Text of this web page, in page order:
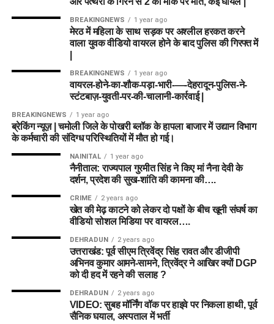
वहाँ विकेट मिलने के चांस 80% बढ़ जाते हैं।
कप्तान का सही चुनाव:स्मॉल लीग में 70% लोग ऑलराउंडर को
ही सी/वीसी (C/VC) बनाते हैं, लेकिन ग्रैंड लीग जीतने के लिए
किसी प्रमुख गेंदबाज को कैप्टन बनाना फायदेमंद हो सकता है।
Conclusion & Match Winner
Prediction (मैच परिणाम पूर्वानुमान)
ML vs TRT Match 25एक हाई-वोल्टेज मुकाबला होने की पूरी उम्मीद
है। दोनों टीमों की हालिया फॉर्म और खिलाड़ियों के आंकड़ों को देखा जाए तो
Trent Rockets (TRT)का पलड़ा थोड़ा भारी नजर आ रहा है।
हालांकि, MI London के ऑलराउंडर्स भी पासा पलटने में सक्षम हैं।
डिस्क्लेमर: इस खेल में वित्तीय जोखिम का तत्व शामिल है और इसकी आदत
पड़ सकती है। कृपया अपनी जिम्मेदारी और समझदारी से खेलें।
Hundred Women 2026
ऑलराउंड प्रदर्शन के लिए जानी जाने वाली ऐश गार्डनर पावर-हिटिंग और
ऑफ-स्पिन गेंदबाजी का बेहतरीन संतुलन प्रदान करती हैं।
7. कप्तान और उप-कप्तान का चुनाव
(Captain & Vice-Captain
Suggestions)
स्मॉल लीग (Small League / Head-to-
कप्तान (C):Hayley Matthews
उप-कप्तान (VC):Nat Sciver-Brunt
ग्रैंड लीग (Grand League / Multi-
कप्तान (C):Amelia Kerr
उप-कप्तान (VC):Ashleigh Gardner
टीम
Birmingham Phoenix
3
Sunrisers Leeds
हेड टू हेड रिकॉर्ड में Birmingham Phoenix का पलड़ा भारी है।
BPH vs SUL Probable Playing
11
Birmingham Phoenix
Will Smeed
Mitchell Owen
Joe Clarke (WK)
Rehan Ahmed
Laurie Evans
Donovan Ferreira (C)
BREAKINGNEWS 1 year ago
मेरठ में महिला के साथ सड़क पर अश्लील हरकत करने
वाला युवक वीडियो वायरल होने के बाद पुलिस की गिरफ्त में
BREAKINGNEWS 1 year ago
वायरल-होने-का-शौक-पड़ा-भारी-—-देहरादून-पुलिस-ने-
स्टंटबाज़-युवती-पर-की-चालानी-कार्रवाई |
BREAKINGNEWS 1 year ago
ब्रेकिंग न्यूज़ | चमोली जिले के पोखरी ब्लॉक के हापला बाजार में उद्यान विभाग
के कर्मचारी की संदिग्ध परिस्थितियों में मौत हो गई।
NAINITAL 1 year ago
नैनीताल: राज्यपाल गुरमीत सिंह ने किए मां नैना देवी के
दर्शन, प्रदेश की सुख-शांति की कामना की….
CRIME 2 years ago
खेत की मेढ़ काटने को लेकर दो पक्षों के बीच खूनी संघर्ष का
वीडियो सोशल मिडिया पर वायरल….
DEHRADUN 2 years ago
उत्तराखंड: पूर्व सीएम त्रिवेंद्र सिंह रावत और डीजीपी
अभिनव कुमार आमने-सामने, त्रिवेंद्र ने आखिर क्यों DGP
को दी हद में रहने की सलाह ?
DEHRADUN 2 years ago
VIDEO: सुबह मॉर्निंग वॉक पर हाइवे पर निकला हाथी, पूर्व
सैनिक घयाल, अस्पताल में भर्ती